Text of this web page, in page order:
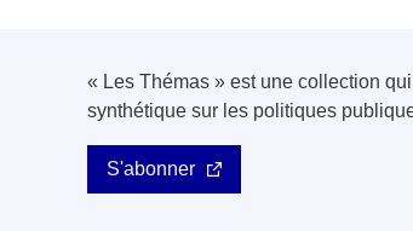
« Les Thémas » est une collection
synthétique sur les politiques
S'abonner